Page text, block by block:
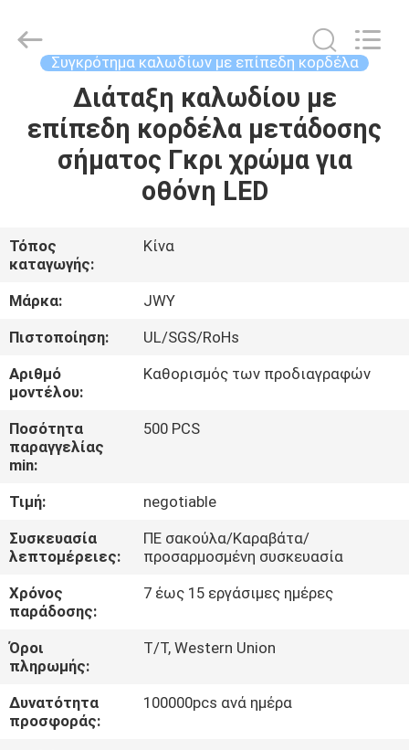
ΠΡΟΪΌΝΤΑ
ΕΜΕΊΣ
ΓΎΡΟΣ
ΕΡΓΟΣΤΑΣΊΩΝ
ΠΟΙΟΤΙΚΌΣ
ΈΛΕΓΧΟΣ
ΕΛΆΤΕ
ΣΕ
ΕΠΑΦΉ
ΜΕ
ΖΗΤΉΣΤΕ
ΈΝΑ
ΑΠΌΣΠΑΣΜΑ
Electronic
Co.,Ltd.
Συγκρότημα καλωδίων με επίπεδη κορδέλα
Διάταξη καλωδίου με
επίπεδη κορδέλα μετάδοσης
σήματος Γκρι χρώμα για
οθόνη LED
Τόπος
καταγωγής:
Κίνα
Μάρκα:
JWY
Πιστοποίηση:
UL/SGS/RoHs
Αριθμό
μοντέλου:
Καθορισμός των προδιαγραφών
Ποσότητα
παραγγελίας
min:
500 PCS
Τιμή:
negotiable
Συσκευασία
λεπτομέρειες:
ΠΕ σακούλα/Καραβάτα/
προσαρμοσμένη συσκευασία
Χρόνος
παράδοσης:
7 έως 15 εργάσιμες ημέρες
Όροι
πληρωμής:
T/T, Western Union
Δυνατότητα
προσφοράς:
100000pcs ανά ημέρα